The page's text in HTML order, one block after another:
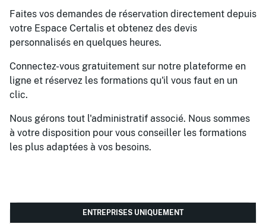
Faites vos demandes de réservation directement depuis
votre Espace Certalis et obtenez des devis
personnalisés en quelques heures.
Connectez-vous gratuitement sur notre plateforme en
ligne et réservez les formations qu'il vous faut en un
clic.
Nous gérons tout l'administratif associé. Nous sommes
à votre disposition pour vous conseiller les formations
les plus adaptées à vos besoins.
ENTREPRISES UNIQUEMENT